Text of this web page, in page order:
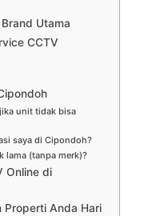
Utama
CCTV
unit tidak bisa
saya di Cipondoh?
lama (tanpa merk)?
Online di
Properti Anda Hari